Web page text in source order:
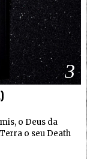
3
o Deus da
o seu Death